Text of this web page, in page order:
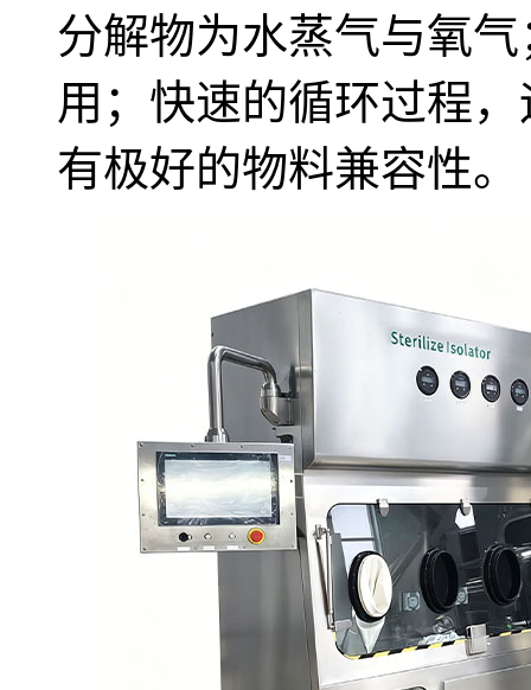
分解物为水蒸气与氧
用；快速的循环过程
有极好的物料兼容性。